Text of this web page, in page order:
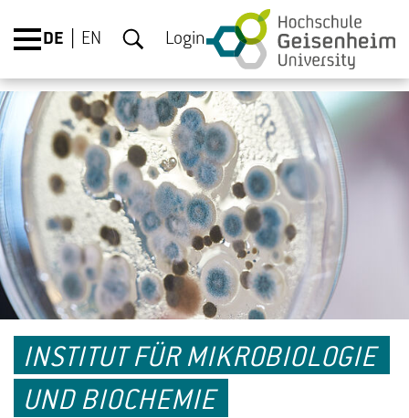
DE EN Login
INSTITUT FÜR MIKROBIOLOGIE
UND BIOCHEMIE